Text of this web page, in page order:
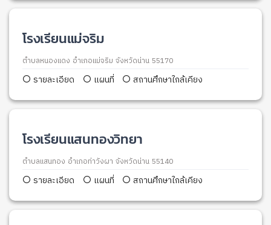
โรงเรียนแม่จริม
ตำบลหนองแดง อำเภอแม่จริม จังหวัดน่าน 55170
รายละเอียด แผนที่ สถานศึกษาใกล้เคียง
โรงเรียนแสนทองวิทยา
ตำบลแสนทอง อำเภอท่าวังผา จังหวัดน่าน 55140
รายละเอียด แผนที่ สถานศึกษาใกล้เคียง